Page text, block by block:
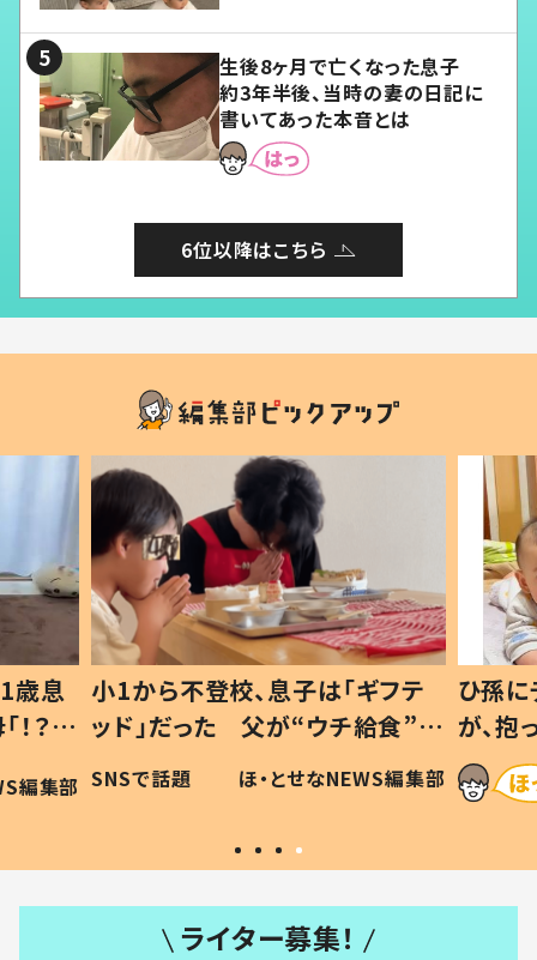
生後8ヶ月で亡くなった息子
約3年半後、当時の妻の日記に
書いてあった本音とは
6位以降はこちら
歳息
？」
編集部
小1から不登校、息子は「ギフテ
ッド」だった 父が“ウチ給食”を
作り続ける理由とは #令和の親
#令和の子
SNSで話題 ほ・とせなNEWS編集部
ひ孫
が、
「涙が
い」
ライター募集！